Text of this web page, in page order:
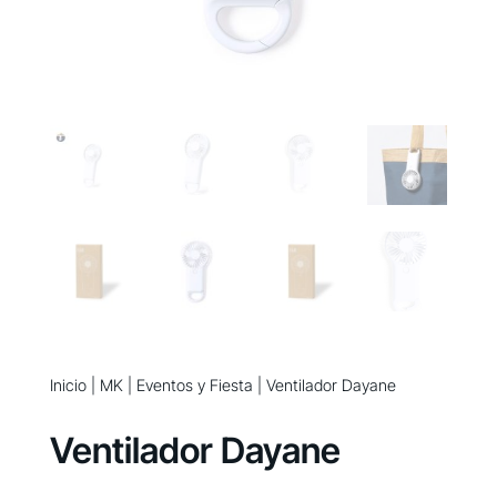
Inicio| MK| Eventos y Fiesta | Ventilador Dayane
Ventilador Dayane